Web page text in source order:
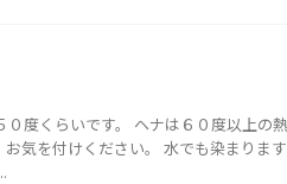
度くらいです。 ヘナは６０度以上の
気を付けください。 水でも染まりま